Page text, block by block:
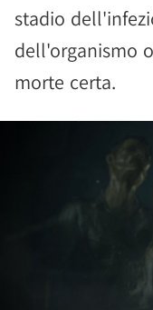
stadio
dell'organismo
morte certa.